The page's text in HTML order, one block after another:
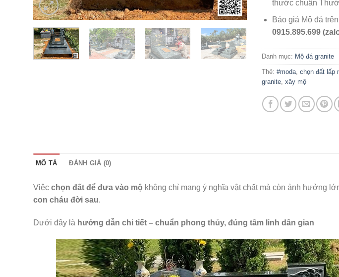
thước chuẩn
Báo giá Mộ đá
0915.895.699
Danh mục: Mộ đá granite
Thẻ: #moda, chọn đất lấp
granite, xây mộ
MÔ TẢ ĐÁNH GIÁ (0)
Việc chọn đất để đưa vào mộ không chỉ mang ý nghĩa vật chất mà còn ảnh hưởng
con cháu đời sau.
Dưới đây là hướng dẫn chi tiết – chuẩn phong thủy, đúng tâm linh dân gian